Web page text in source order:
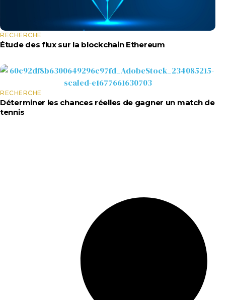
RECHERCHE
Étude des flux sur la blockchain Ethereum
RECHERCHE
Déterminer les chances réelles de gagner un match de
tennis